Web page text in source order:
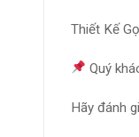
Thiết Kế
Quý
Hãy đánh